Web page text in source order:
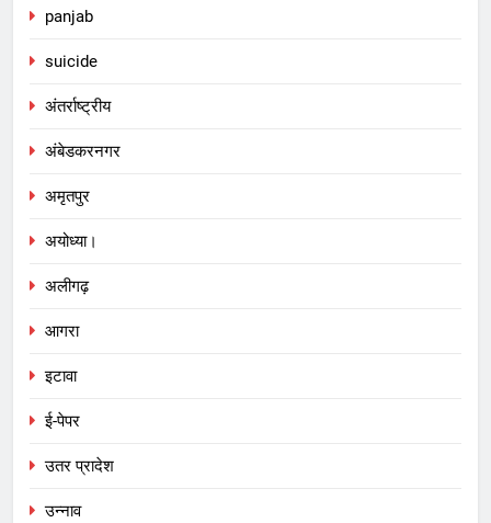
panjab
suicide
अंतर्राष्ट्रीय
अंबेडकरनगर
अमृतपुर
अयोध्या।
अलीगढ़
आगरा
इटावा
ई-पेपर
उतर प्रादेश
उन्नाव